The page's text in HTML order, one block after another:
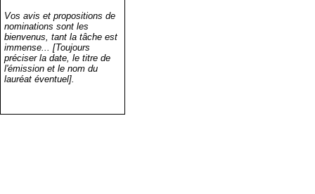
Vos avis et propositions de
nominations sont les
bienvenus, tant la tâche est
immense... [Toujours
préciser la date, le titre de
l'émission et le nom du
lauréat éventuel].